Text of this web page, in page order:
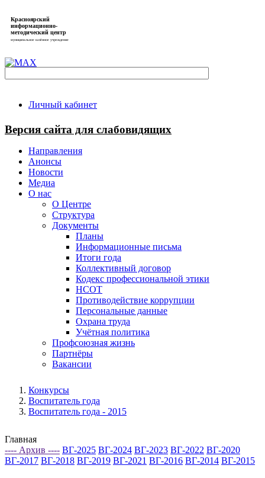
Красноярский
информационно-
методический центр
муниципальное казённое учреждение
Личный кабинет
Версия сайта для слабовидящих
Направления
Анонсы
Новости
Медиа
О нас
О Центре
Структура
Документы
Планы
Информационные письма
Итоги года
Коллективный договор
Кодекс профессиональной этики
НСОТ
Противодействие коррупции
Персональные данные
Охрана труда
Учётная политика
Профсоюзная жизнь
Партнёры
Вакансии
Конкурсы
Воспитатель года
Воспитатель года - 2015
Главная
---- Архив ---- ВГ-2025 ВГ-2024 ВГ-2023 ВГ-2022 ВГ-2020
ВГ-2017 ВГ-2018 ВГ-2019 ВГ-2021 ВГ-2016 ВГ-2014 ВГ-2015